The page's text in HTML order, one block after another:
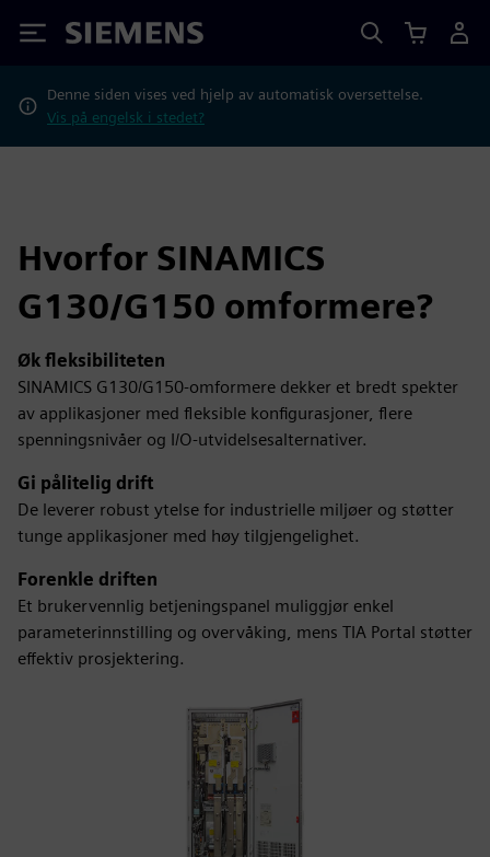
Siemens
Denne siden vises ved hjelp av automatisk oversettelse.
Vis på engelsk i stedet?
Hvorfor SINAMICS
G130/G150 omformere?
Øk fleksibiliteten
SINAMICS G130/G150-omformere dekker et bredt spekter
av applikasjoner med fleksible konfigurasjoner, flere
spenningsnivåer og I/O-utvidelsesalternativer.
Gi pålitelig drift
De leverer robust ytelse for industrielle miljøer og støtter
tunge applikasjoner med høy tilgjengelighet.
Forenkle driften
Et brukervennlig betjeningspanel muliggjør enkel
parameterinnstilling og overvåking, mens TIA Portal støtter
effektiv prosjektering.